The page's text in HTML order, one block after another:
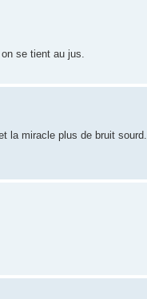
se tient au jus.
la miracle plus de bruit sourd.